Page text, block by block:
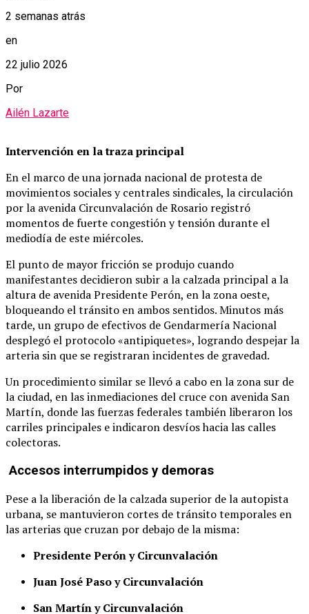
2 semanas atrás
en
22 julio 2026
Por
Ailén Lazarte
Intervención en la traza principal
En el marco de una jornada nacional de protesta de
movimientos sociales y centrales sindicales, la circulación
por la avenida Circunvalación de Rosario registró
momentos de fuerte congestión y tensión durante el
mediodía de este miércoles.
El punto de mayor fricción se produjo cuando
manifestantes decidieron subir a la calzada principal a la
altura de avenida Presidente Perón, en la zona oeste,
bloqueando el tránsito en ambos sentidos.Minutos más
tarde, un grupo de efectivos de Gendarmería Nacional
desplegó el protocolo «antipiquetes», logrando despejar la
arteria sin que se registraran incidentes de gravedad.
Un procedimiento similar se llevó a cabo en la zona sur de
la ciudad, en las inmediaciones del cruce con avenida San
Martín, donde las fuerzas federales también liberaron los
carriles principales e indicaron desvíos hacia las calles
colectoras.
Accesos interrumpidos y demoras
Pese a la liberación de la calzada superior de la autopista
urbana, se mantuvieron cortes de tránsito temporales en
las arterias que cruzan por debajo de la misma:
Presidente Perón y Circunvalación
Juan José Paso y Circunvalación
San Martín y Circunvalación